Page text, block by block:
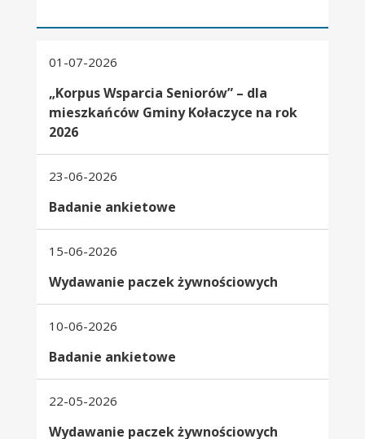
01-07-2026
„Korpus Wsparcia Seniorów” – dla
mieszkańców Gminy Kołaczyce na rok
2026
23-06-2026
Badanie ankietowe
15-06-2026
Wydawanie paczek żywnościowych
10-06-2026
Badanie ankietowe
22-05-2026
Wydawanie paczek żywnościowych